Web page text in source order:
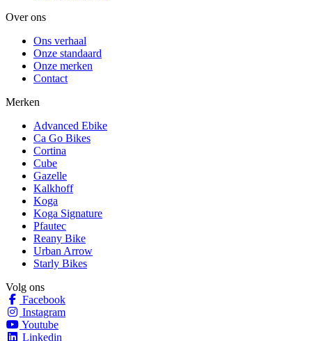
Over ons
Ons verhaal
Onze standaard
Onze merken
Contact
Merken
Advanced Ebike
Ca Go Bikes
Cortina
Cube
Gazelle
Kalkhoff
Koga
Koga Signature
Pfautec
Reany Bike
Urban Arrow
Starly Bikes
Volg ons
Facebook
Instagram
Youtube
Linkedin